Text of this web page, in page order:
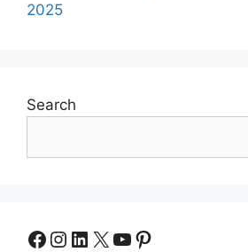
2025
Search
Facebook
Instagram
LinkedIn
X YouTube
Pinterest